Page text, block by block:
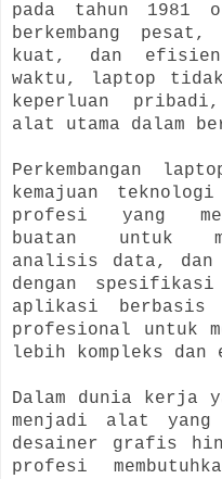
pada tahun 1981
berkembang
kuat, dan
waktu, laptop tidak
keperluan
alat utama dalam
Perkembangan
kemajuan
profesi yang
buatan untuk
analisis data, dan
dengan
aplikasi berbasis
profesional untuk
lebih kompleks
Dalam dunia kerja
menjadi alat
desainer grafis
profesi